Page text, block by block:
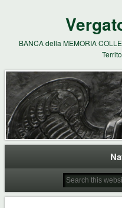
BANCA della MEMORIA